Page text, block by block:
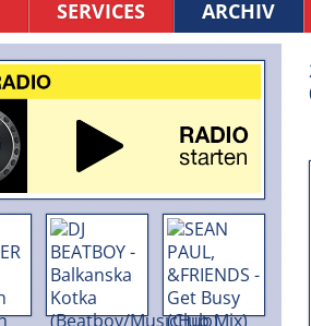
SERVICES ARCHIV